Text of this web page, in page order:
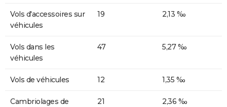
Vols d'accessoires sur
véhicules
19 2,13 ‰
Vols dans les
véhicules
47 5,27 ‰
Vols de véhicules 12 1,35 ‰
Cambriolages de
21 2,36 ‰